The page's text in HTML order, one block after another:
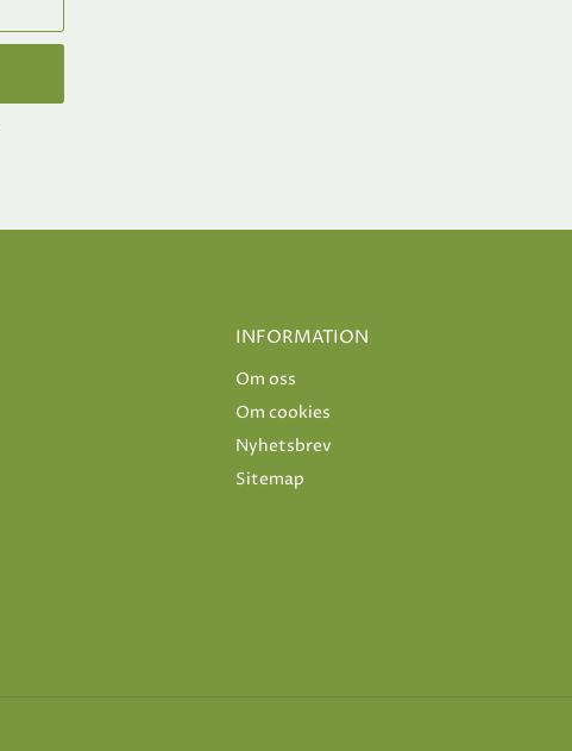
INFORMATION
Om oss
Om cookies
Nyhetsbrev
Sitemap